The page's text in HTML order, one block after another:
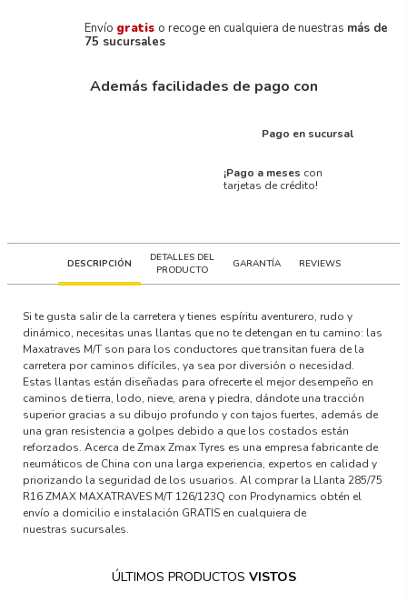
Envío gratis o recoge en cualquiera de nuestras más de
75 sucursales
Además facilidades de pago con
Pago en sucursal
¡Pago a meses con
tarjetas de crédito!
DESCRIPCIÓN
DETALLES DEL
PRODUCTO
GARANTÍA REVIEWS
Si te gusta salir de la carretera y tienes espíritu aventurero, rudo y
dinámico, necesitas unas llantas que no te detengan en tu camino: las
Maxatraves M/T son para los conductores que transitan fuera de la
carretera por caminos difíciles, ya sea por diversión o necesidad.
Estas llantas están diseñadas para ofrecerte el mejor desempeño en
caminos de tierra, lodo, nieve, arena y piedra, dándote una tracción
superior gracias a su dibujo profundo y con tajos fuertes, además de
una gran resistencia a golpes debido a que los costados están
reforzados. Acerca de Zmax Zmax Tyres es una empresa fabricante de
neumáticos de China con una larga experiencia, expertos en calidad y
priorizando la seguridad de los usuarios. Al comprar la Llanta 285/75
R16 ZMAX MAXATRAVES M/T 126/123Q con Prodynamics obtén el
envío a domicilio e instalación GRATIS en cualquiera de
nuestras sucursales.
ÚLTIMOS PRODUCTOS VISTOS